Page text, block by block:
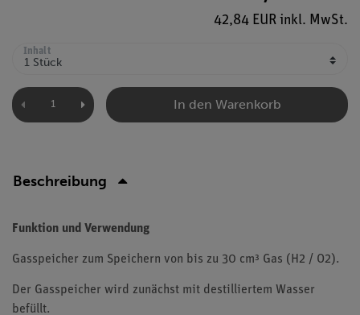
42,84 EUR inkl. MwSt.
Inhalt
In den Warenkorb
Beschreibung
Funktion und Verwendung
Gasspeicher zum Speichern von bis zu 30 cm³ Gas (H2 / O2).
Der Gasspeicher wird zunächst mit destilliertem Wasser
befüllt.